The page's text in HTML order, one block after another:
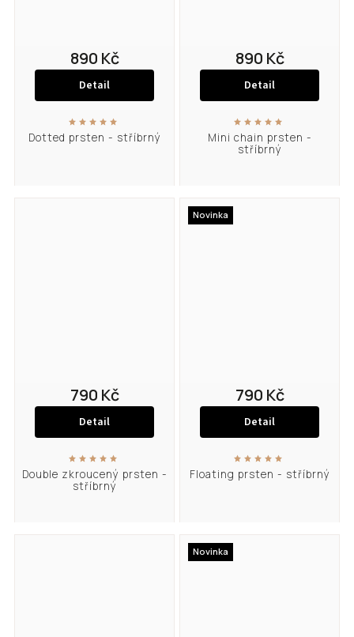
Dotted prsten - stříbrný
890 Kč
Detail
Mini chain prsten -
stříbrný
890 Kč
Detail
Double zkroucený prsten -
stříbrný
790 Kč
Detail
Novinka
Floating prsten - stříbrný
790 Kč
Detail
Novinka